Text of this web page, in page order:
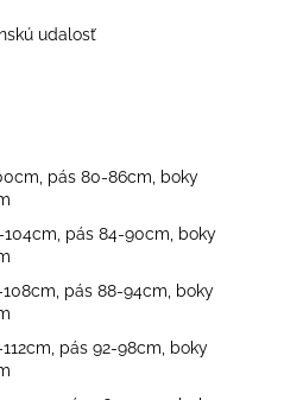
udalosť
pás 80-86cm, boky
pás 84-90cm, boky
pás 88-94cm, boky
pás 92-98cm, boky